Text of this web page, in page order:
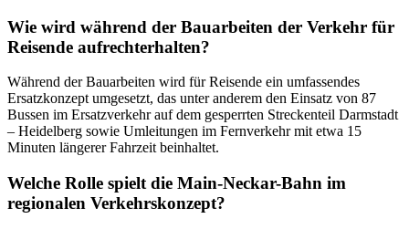
Wie wird während der Bauarbeiten der Verkehr für
Reisende aufrechterhalten?
Während der Bauarbeiten wird für Reisende ein umfassendes
Ersatzkonzept umgesetzt, das unter anderem den Einsatz von 87
Bussen im Ersatzverkehr auf dem gesperrten Streckenteil Darmstadt
– Heidelberg sowie Umleitungen im Fernverkehr mit etwa 15
Minuten längerer Fahrzeit beinhaltet.
Welche Rolle spielt die Main-Neckar-Bahn im
regionalen Verkehrskonzept?